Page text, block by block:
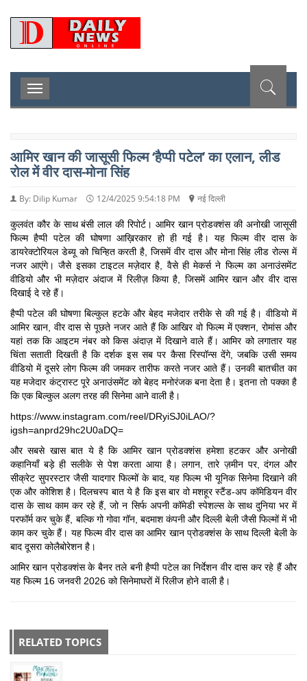
Toggle
navigation
आमिर खान की जासूसी फिल्म ‘हैप्पी पटेल’ का एलान, लीड
रोल में वीर दास-मोना सिंह
By: Dilip Kumar 12/4/2025 9:54:18 PM नई दिल्ली
कुलवंत कौर के साथ बंसी लाल की रिपोर्ट। आमिर खान प्रोडक्शंस की अनोखी जासूसी
फिल्म हैप्पी पटेल की घोषणा आख़िरकार हो ही गई है। यह फिल्म वीर दास के
डायरेक्टोरियल डेब्यू को चिन्हित करती है, जिसमें वीर दास और मोना सिंह लीड रोल्स में
नजर आएंगे। जैसे इसका टाइटल मज़ेदार है, वैसे ही मेकर्स ने फिल्म का अनाउंसमेंट
वीडियो और भी मज़ेदार अंदाज में रिलीज़ किया है, जिसमें आमिर खान और वीर दास
दिखाई दे रहे हैं।
हैप्पी पटेल की घोषणा बिल्कुल हटके और बेहद मजेदार तरीके से की गई है। वीडियो में
आमिर खान, वीर दास से पूछते नजर आते हैं कि आखिर वो फिल्म में एक्शन, रोमांस और
यहां तक कि आइटम नंबर को किस अंदाज़ में दिखाने वाले हैं। आमिर को लगातार यह
चिंता सताती दिखती है कि दर्शक इस सब पर कैसा रिस्पॉन्स देंगे, जबकि उसी समय
वीडियो में दूसरे लोग फिल्म की जमकर तारीफ करते नजर आते हैं। उनकी बातचीत का
यह मजेदार कंट्रास्ट पूरे अनाउंसमेंट को बेहद मनोरंजक बना देता है। इतना तो पक्का है
कि एक बिल्कुल अलग तरह की सिनेमा आने वाली है।
https://www.instagram.com/reel/DRyiSJ0iLAO/?
igsh=anprd29hc2U0aDQ=
और सबसे खास बात ये है कि आमिर खान प्रोडक्शंस हमेशा हटकर और अनोखी
कहानियाँ बड़े ही सलीके से पेश करता आया है। लगान, तारे ज़मीन पर, दंगल और
सीक्रेट सुपरस्टार जैसी यादगार फिल्मों के बाद, यह फिल्म भी यूनिक सिनेमा दिखाने की
एक और कोशिश है। दिलचस्प बात ये है कि इस बार वो मशहूर स्टैंड-अप कॉमेडियन वीर
दास के साथ काम कर रहे हैं, जो न सिर्फ अपनी कॉमेडी स्पेशल्स के साथ दुनिया भर में
परफॉर्म कर चुके हैं, बल्कि गो गोवा गॉन, बदमाश कंपनी और दिल्ली बेली जैसी फिल्मों में भी
काम कर चुके हैं। यह फिल्म वीर दास का आमिर खान प्रोडक्शंस के साथ दिल्ली बेली के
बाद दूसरा कोलैबोरेशन है।
आमिर खान प्रोडक्शंस के बैनर तले बनी हैप्पी पटेल का निर्देशन वीर दास कर रहे हैं और
यह फिल्म 16 जनवरी 2026 को सिनेमाघरों में रिलीज होने वाली है।
RELATED TOPICS